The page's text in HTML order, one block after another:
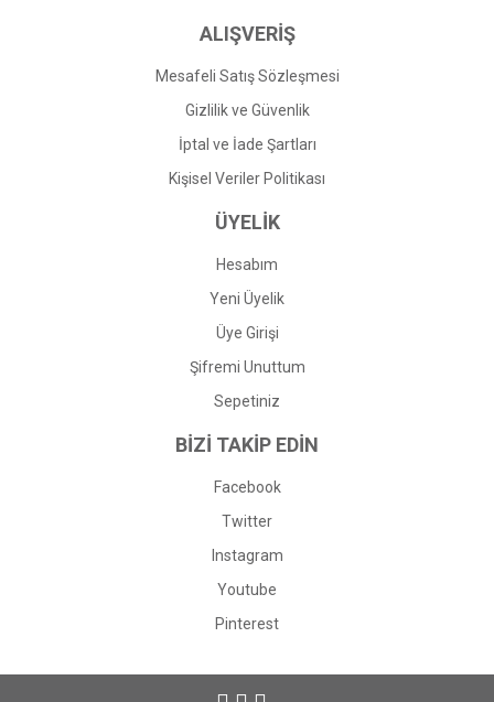
ALIŞVERİŞ
Mesafeli Satış Sözleşmesi
Gizlilik ve Güvenlik
İptal ve İade Şartları
Kişisel Veriler Politikası
ÜYELİK
Hesabım
Yeni Üyelik
Üye Girişi
Şifremi Unuttum
Sepetiniz
BİZİ TAKİP EDİN
Facebook
Twitter
Instagram
Youtube
Pinterest